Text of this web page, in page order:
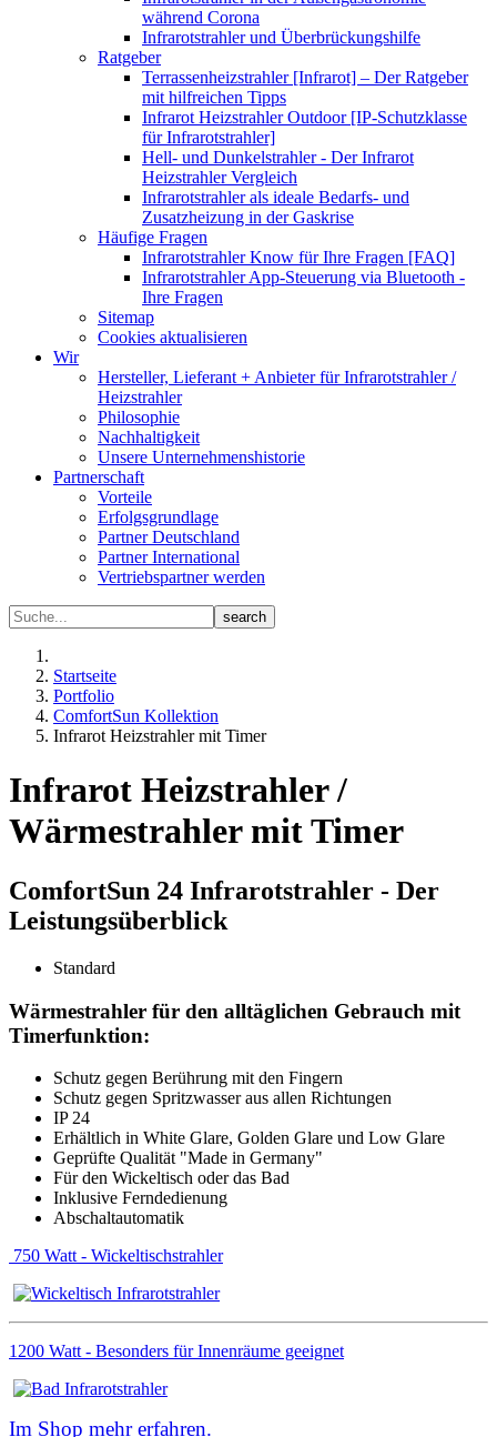
während Corona
Infrarotstrahler und Überbrückungshilfe
Ratgeber
Terrassenheizstrahler [Infrarot] – Der Ratgeber
mit hilfreichen Tipps
Infrarot Heizstrahler Outdoor [IP-Schutzklasse
für Infrarotstrahler]
Hell- und Dunkelstrahler - Der Infrarot
Heizstrahler Vergleich
Infrarotstrahler als ideale Bedarfs- und
Zusatzheizung in der Gaskrise
Häufige Fragen
Infrarotstrahler Know für Ihre Fragen [FAQ]
Infrarotstrahler App-Steuerung via Bluetooth -
Ihre Fragen
Sitemap
Cookies aktualisieren
Wir
Hersteller, Lieferant + Anbieter für Infrarotstrahler /
Heizstrahler
Philosophie
Nachhaltigkeit
Unsere Unternehmenshistorie
Partnerschaft
Vorteile
Erfolgsgrundlage
Partner Deutschland
Partner International
Vertriebspartner werden
Startseite
Portfolio
ComfortSun Kollektion
Infrarot Heizstrahler mit Timer
Infrarot Heizstrahler /
Wärmestrahler mit Timer
ComfortSun 24 Infrarotstrahler - Der
Leistungsüberblick
Standard
Wärmestrahler für den alltäglichen Gebrauch mit
Timerfunktion:
Schutz gegen Berührung mit den Fingern
Schutz gegen Spritzwasser aus allen Richtungen
IP 24
Erhältlich in White Glare, Golden Glare und Low Glare
Geprüfte Qualität "Made in Germany"
Für den Wickeltisch oder das Bad
Inklusive Ferndedienung
Abschaltautomatik
750 Watt - Wickeltischstrahler
1200 Watt - Besonders für Innenräume geeignet
Im Shop mehr erfahren.